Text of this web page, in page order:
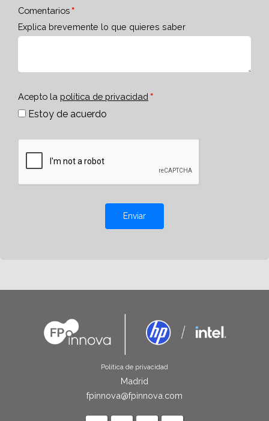
Comentarios
Explica brevemente lo que quieres saber
Acepto la política de privacidad
Estoy de acuerdo
Enviar
Política de privacidad
Madrid
fpinnova@fpinnova.com